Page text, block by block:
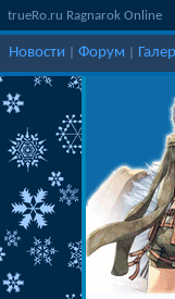
trueRo.ru Ragnarok Online
Новости Форум